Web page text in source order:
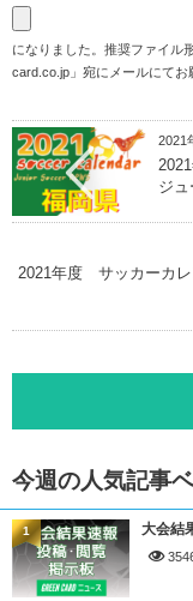
になりました。推奨ファイル
card.co.jp 」宛にメールにてお
2021
ジュ
2021年度 サッカーカ
今週の人気記事
大会結
1